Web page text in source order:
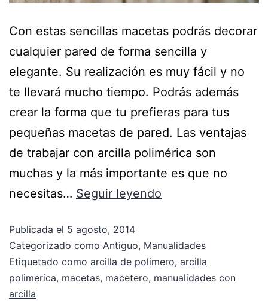
Con estas sencillas macetas podrás decorar
cualquier pared de forma sencilla y
elegante. Su realización es muy fácil y no
te llevará mucho tiempo. Podrás además
crear la forma que tu prefieras para tus
pequeñas macetas de pared. Las ventajas
de trabajar con arcilla polimérica son
muchas y la más importante es que no
necesitas… Seguir leyendo
Publicada el 5 agosto, 2014
Categorizado como Antiguo, Manualidades
Etiquetado como arcilla de polimero, arcilla
polimerica, macetas, macetero, manualidades con
arcilla